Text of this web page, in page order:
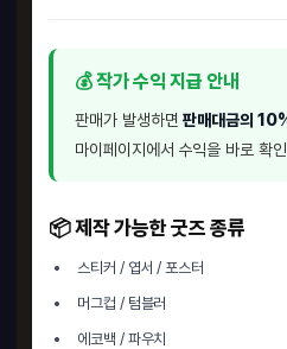
💰 작가 수익 지급 안내
판매가 발생하면판매대금의
마이페이지에서 수익을 바로 확
📦 제작 가능한 굿즈 종류
스티커 / 엽서 / 포스터
머그컵 / 텀블러
에코백 / 파우치